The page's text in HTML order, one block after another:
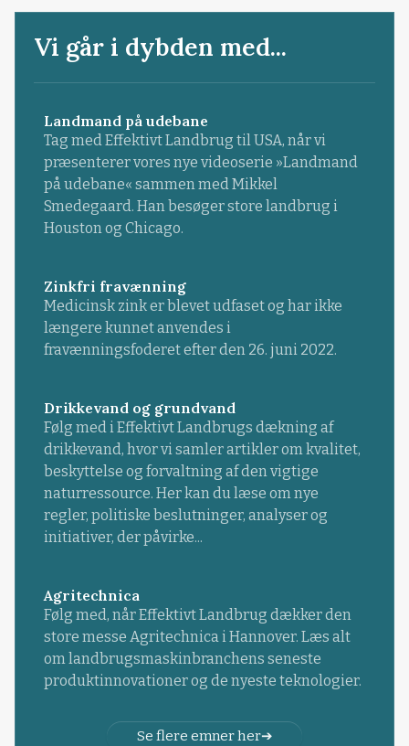
Vi går i dybden med...
Landmand på udebane
Tag med Effektivt Landbrug til USA, når vi
præsenterer vores nye videoserie »Landmand
på udebane« sammen med Mikkel
Smedegaard. Han besøger store landbrug i
Houston og Chicago.
Zinkfri fravænning
Medicinsk zink er blevet udfaset og har ikke
længere kunnet anvendes i
fravænningsfoderet efter den 26. juni 2022.
Drikkevand og grundvand
Følg med i Effektivt Landbrugs dækning af
drikkevand, hvor vi samler artikler om kvalitet,
beskyttelse og forvaltning af den vigtige
naturressource. Her kan du læse om nye
regler, politiske beslutninger, analyser og
initiativer, der påvirke...
Agritechnica
Følg med, når Effektivt Landbrug dækker den
store messe Agritechnica i Hannover. Læs alt
om landbrugsmaskinbranchens seneste
produktinnovationer og de nyeste teknologier.
Se flere emner her